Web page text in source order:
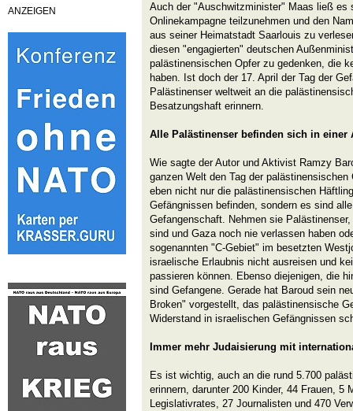
ANZEIGEN
Auch der "Auschwitzminister" Maas ließ es
Onlinekampagne teilzunehmen und den
aus seiner Heimatstadt Saarlouis zu
diesen "engagierten" deutschen
palästinensischen Opfer zu gedenken, die
haben. Ist doch der 17. April der Tag der
Palästinenser weltweit an die
Besatzungshaft erinnern.
Alle Palästinenser befinden sich in einer
Wie sagte der Autor und Aktivist Ramzy
ganzen Welt den Tag der
eben nicht nur die palästinensischen
Gefängnissen befinden, sondern es sind
Gefangenschaft. Nehmen sie
sind und Gaza noch nie verlassen haben
sogenannten "C-Gebiet" im besetzten
israelische Erlaubnis nicht ausreisen und
passieren können. Ebenso diejenigen, die
sind Gefangene. Gerade hat Baroud sein
Broken" vorgestellt, das palästinensische
Widerstand in israelischen Gefängnissen
Immer mehr Judaisierung mit
Es ist wichtig, auch an die rund 5.700
erinnern, darunter 200 Kinder, 44 Frauen, 5
Legislativrates, 27 Journalisten und 470